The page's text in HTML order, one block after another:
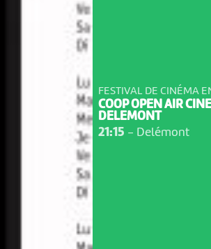
FESTIVAL DE CINÉMA
COOP OPEN AIR
DELEMONT
21:15 - Delémont